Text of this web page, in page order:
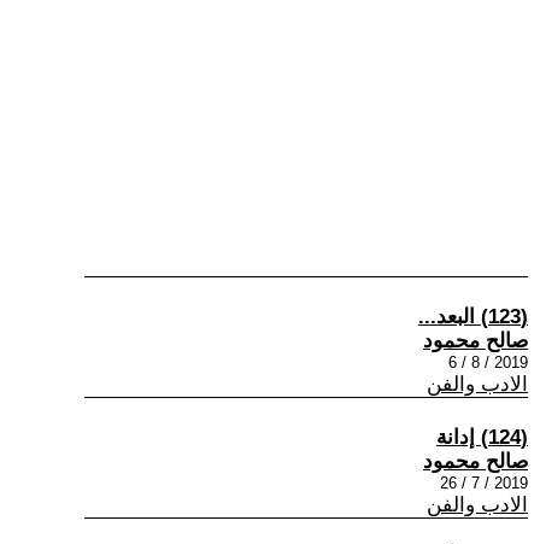
(123) البعد...
صالح محمود
2019 / 8 / 6
الادب والفن
(124) إدانة
صالح محمود
2019 / 7 / 26
الادب والفن